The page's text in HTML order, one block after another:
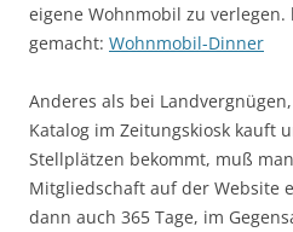
eigene Wohnmobil zu
gemacht: Wohnmobil-Dinner
Anderes als bei
Katalog im Zeitungskiosk kauft
Stellplätzen bekommt, muß
Mitgliedschaft auf der Website
dann auch 365 Tage, im